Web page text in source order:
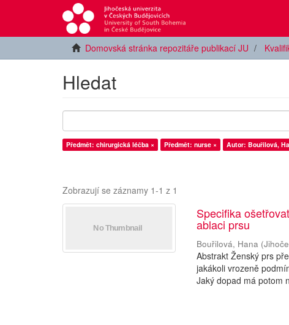
Domovská stránka repozitáře publikací JU
Hledat
Předmět: chirurgická léčba × Předmět: nurse × Autor: Bouřilová,
Zobrazují se záznamy 1-1 z 1
Specifika
ablaci prsu
Bouřilová, Hana (
Abstrakt Ženský prs
jakákoli vrozeně
Jaký dopad má potom